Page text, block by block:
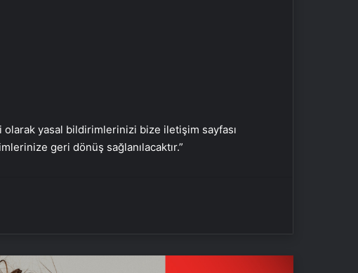
yasal bildirimlerinizi bize iletişim sayfası
geri dönüş sağlanılacaktır.”
geliyor
Modern’de